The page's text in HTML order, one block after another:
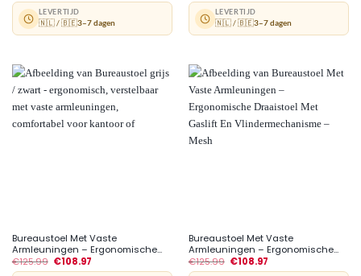
LEVERTIJD
🇳🇱 / 🇧🇪3–7 dagen
LEVERTIJD
🇳🇱 / 🇧🇪3–7 dagen
Bureaustoel Met Vaste
Armleuningen – Ergonomische...
€125.99 €108.97
Bureaustoel Met Vaste
Armleuningen – Ergonomische...
€125.99 €108.97